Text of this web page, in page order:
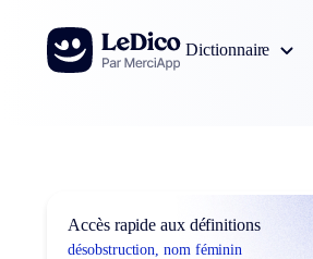
Aller au contenu
Dictionnaire
Accès rapide aux définitions
désobstruction, nom féminin